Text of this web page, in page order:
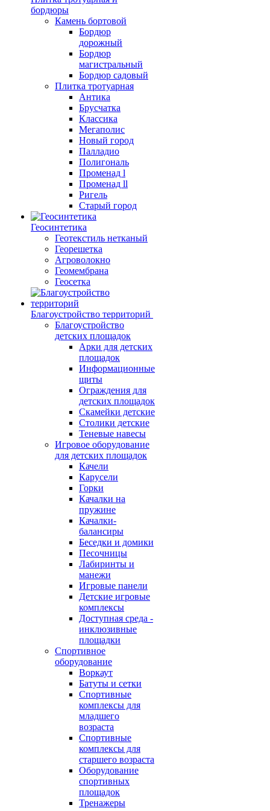
бордюры
Камень бортовой
Бордюр
дорожный
Бордюр
магистральный
Бордюр садовый
Плитка тротуарная
Антика
Брусчатка
Классика
Мегаполис
Новый город
Палладио
Полигональ
Променад l
Променад ll
Ригель
Старый город
Геосинтетика
Геотекстиль нетканый
Георешетка
Агроволокно
Геомембрана
Геосетка
Благоустройство территорий
Благоустройство
детских площадок
Арки для детских
площадок
Информационные
щиты
Ограждения для
детских площадок
Скамейки детские
Столики детские
Теневые навесы
Игровое оборудование
для детских площадок
Качели
Карусели
Горки
Качалки на
пружине
Качалки-
балансиры
Беседки и домики
Песочницы
Лабиринты и
манежи
Игровые панели
Детские игровые
комплексы
Доступная среда -
инклюзивные
площадки
Спортивное
оборудование
Воркаут
Батуты и сетки
Спортивные
комплексы для
младшего
возраста
Спортивные
комплексы для
старшего возраста
Оборудование
спортивных
площадок
Тренажеры